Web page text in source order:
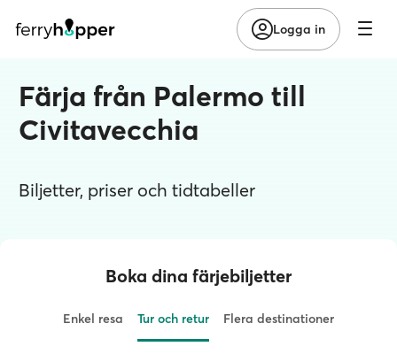
Logga in
Färja från Palermo till
Civitavecchia
Biljetter, priser och tidtabeller
Boka dina färjebiljetter
Enkel resa Tur och retur Flera destinationer